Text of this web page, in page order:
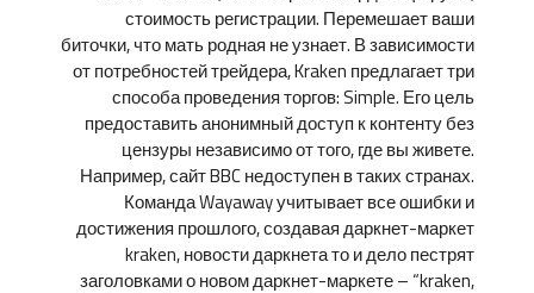
стоимость регистрации. Перемешает ваши
биточки, что мать родная не узнает. В зависимости
от потребностей трейдера, Kraken предлагает три
способа проведения торгов: Simple. Его цель
предоставить анонимный доступ к контенту без
цензуры независимо от того, где вы живете.
Например, сайт BBC недоступен в таких странах.
Команда Wayaway учитывает все ошибки и
достижения прошлого, создавая даркнет-маркет
kraken, новости даркнета то и дело пестрят
заголовками о новом даркнет-маркете – “kraken,